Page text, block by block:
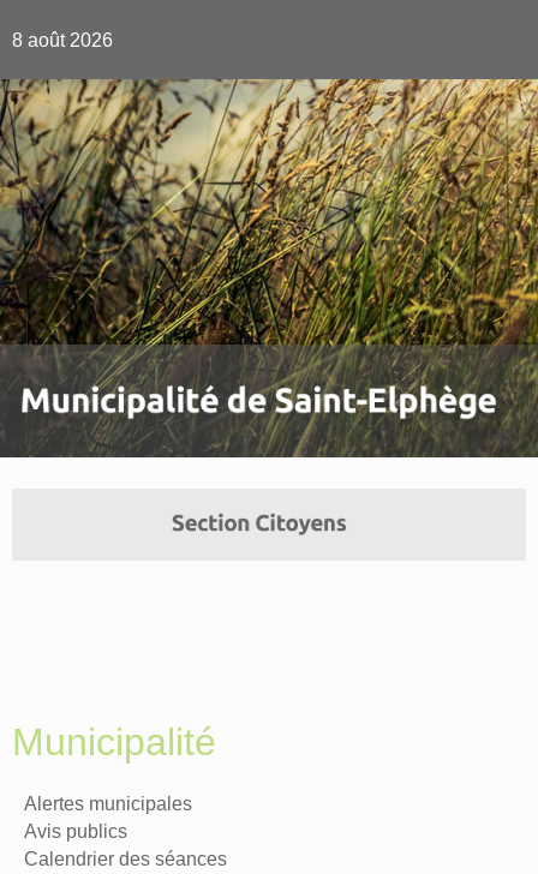
8 août 2026
Municipalité
Alertes municipales
Avis publics
Calendrier des séances